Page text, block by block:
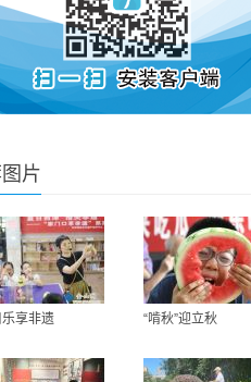
片
享非遗 “啃秋”迎立秋